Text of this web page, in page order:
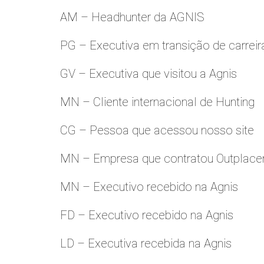
AM – Headhunter da AGNIS
PG – Executiva em transição de
GV – Executiva que visitou a Agnis
MN – Cliente internacional de Hunting
CG – Pessoa que acessou nosso site
MN – Empresa que contratou
MN – Executivo recebido na Agnis
FD – Executivo recebido na Agnis
LD – Executiva recebida na Agnis